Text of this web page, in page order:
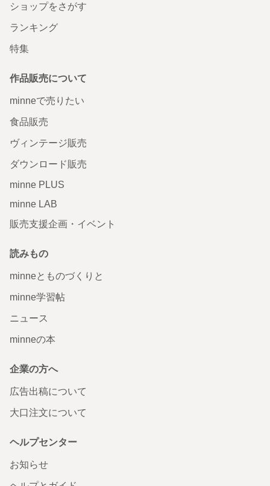
ショップをさがす
ランキング
特集
作品販売について
minneで売りたい
食品販売
ヴィンテージ販売
ダウンロード販売
minne PLUS
minne LAB
販売支援企画・イベント
読みもの
minneとものづくりと
minne学習帖
ニュース
minneの本
企業の方へ
広告出稿について
大口注文について
ヘルプセンター
お知らせ